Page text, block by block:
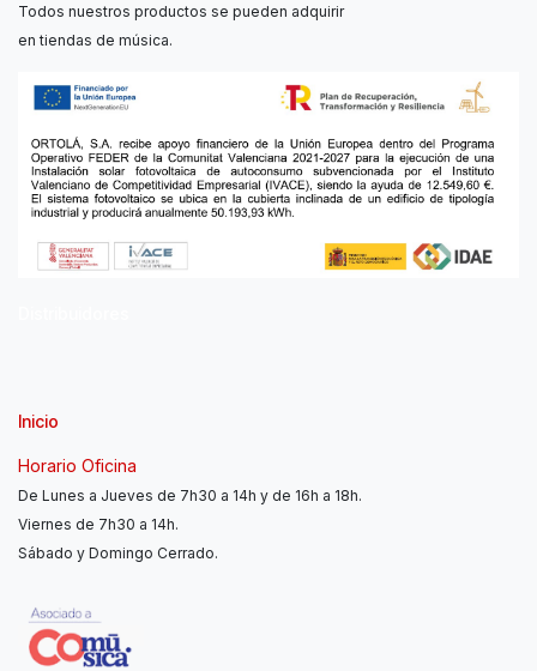
Todos nuestros productos se pueden adquirir
en tiendas de música.
Inicio
Horario Oficina
De Lunes a Jueves de 7h30 a 14h y de 16h a 18h.
Viernes de 7h30 a 14h.
Sábado y Domingo Cerrado.